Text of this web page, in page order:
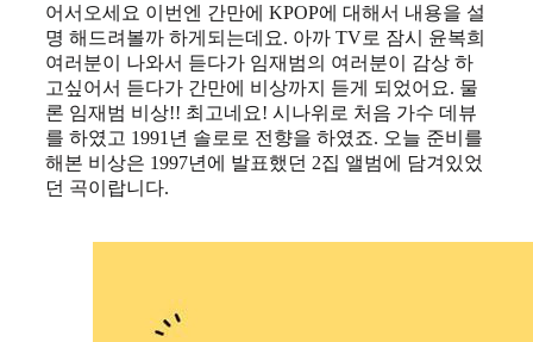
어서오세요 이번엔 간만에 KPOP에 대해서 내용을 설
명 해드려볼까 하게되는데요. 아까 TV로 잠시 윤복희
여러분이 나와서 듣다가 임재범의 여러분이 감상 하
고싶어서 듣다가 간만에 비상까지 듣게 되었어요. 물
론 임재범 비상!! 최고네요! 시나위로 처음 가수 데뷰
를 하였고 1991년 솔로로 전향을 하였죠. 오늘 준비를
해본 비상은 1997년에 발표했던 2집 앨범에 담겨있었
던 곡이랍니다.